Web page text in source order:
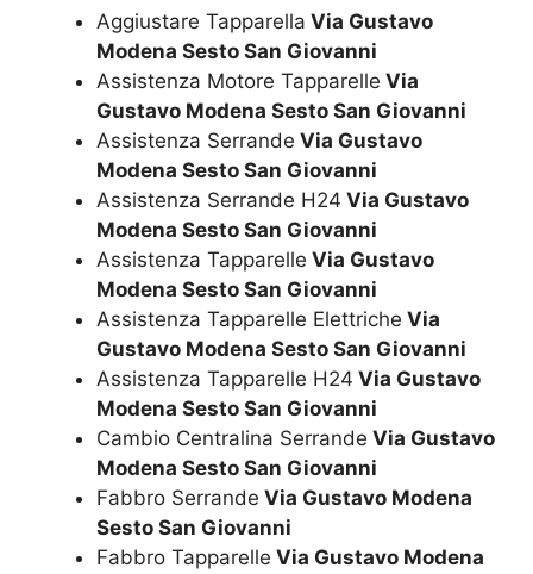
Aggiustare Tapparella Via Gustavo
Modena Sesto San Giovanni
Assistenza Motore Tapparelle Via
Gustavo Modena Sesto San Giovanni
Assistenza Serrande Via Gustavo
Modena Sesto San Giovanni
Assistenza Serrande H24 Via Gustavo
Modena Sesto San Giovanni
Assistenza Tapparelle Via Gustavo
Modena Sesto San Giovanni
Assistenza Tapparelle Elettriche Via
Gustavo Modena Sesto San Giovanni
Assistenza Tapparelle H24 Via Gustavo
Modena Sesto San Giovanni
Cambio Centralina Serrande Via Gustavo
Modena Sesto San Giovanni
Fabbro Serrande Via Gustavo Modena
Sesto San Giovanni
Fabbro Tapparelle Via Gustavo Modena